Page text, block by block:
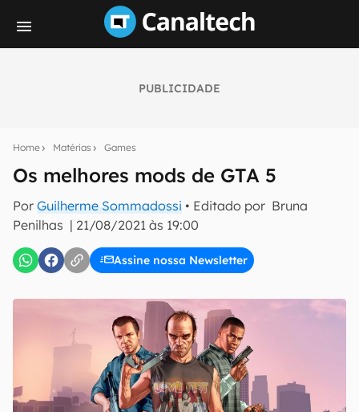
PUBLICIDADE
Home Matérias Games
Os melhores mods de GTA 5
Por Guilherme Sommadossi • Editado por Bruna
Penilhas | 21/08/2021 às 19:00
Assine nossa Newsletter
notícias e reviews sobre tecnologia em primeira
E-mail
inscreva-se
Confirmo que li, aceito e concordo com os
Uso e Política de Privacidade do Canaltech.